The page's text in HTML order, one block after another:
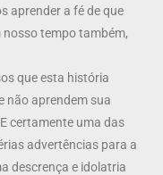
aprender a fé de que
nosso tempo também,
que esta história
não aprendem sua
certamente uma das
advertências para a
descrença e idolatria